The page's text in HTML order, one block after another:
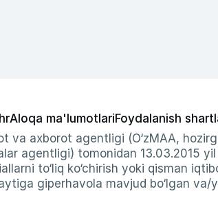
Aloqa ma'lumotlariFoydalanish
va axborot agentligi (O‘zMAA,
agentligi) tomonidan 13.03.2015
to‘liq ko‘chirish yoki qisman
giperhavola mavjud bo‘lgan